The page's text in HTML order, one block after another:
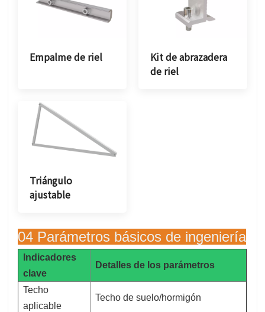
Empalme de riel
Kit de abrazadera
de riel
Triángulo
ajustable
04 Parámetros básicos de ingeniería
Indicadores
clave
Detalles de los parámetros
Techo
aplicable
Techo de suelo/hormigón